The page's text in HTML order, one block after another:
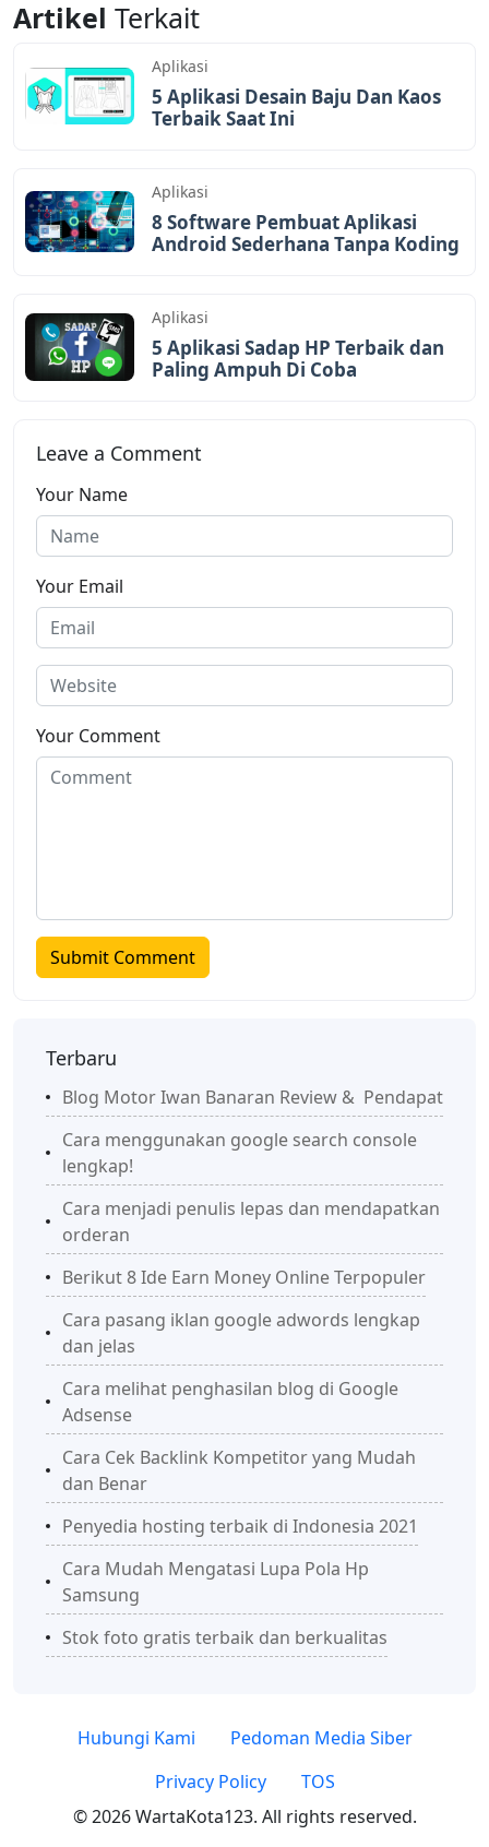
Artikel Terkait
Aplikasi
5 Aplikasi Desain Baju Dan Kaos
Terbaik Saat Ini
Aplikasi
8 Software Pembuat Aplikasi
Android Sederhana Tanpa Koding
Aplikasi
5 Aplikasi Sadap HP Terbaik dan
Paling Ampuh Di Coba
Leave a Comment
Your Name
Your Email
Your Comment
Terbaru
Blog Motor Iwan Banaran Review & Pendapat
Cara menggunakan google search console
lengkap!
Cara menjadi penulis lepas dan mendapatkan
orderan
Berikut 8 Ide Earn Money Online Terpopuler
Cara pasang iklan google adwords lengkap
dan jelas
Cara melihat penghasilan blog di Google
Adsense
Cara Cek Backlink Kompetitor yang Mudah
dan Benar
Penyedia hosting terbaik di Indonesia 2021
Cara Mudah Mengatasi Lupa Pola Hp
Samsung
Stok foto gratis terbaik dan berkualitas
Hubungi Kami
Pedoman Media Siber
Privacy Policy
TOS
© 2026 WartaKota123. All rights reserved.